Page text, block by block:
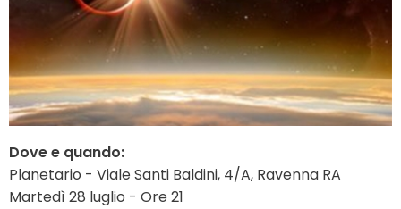
Dove e quando:
Planetario - Viale Santi Baldini, 4/A, Ravenna RA
Martedì 28 luglio - Ore 21